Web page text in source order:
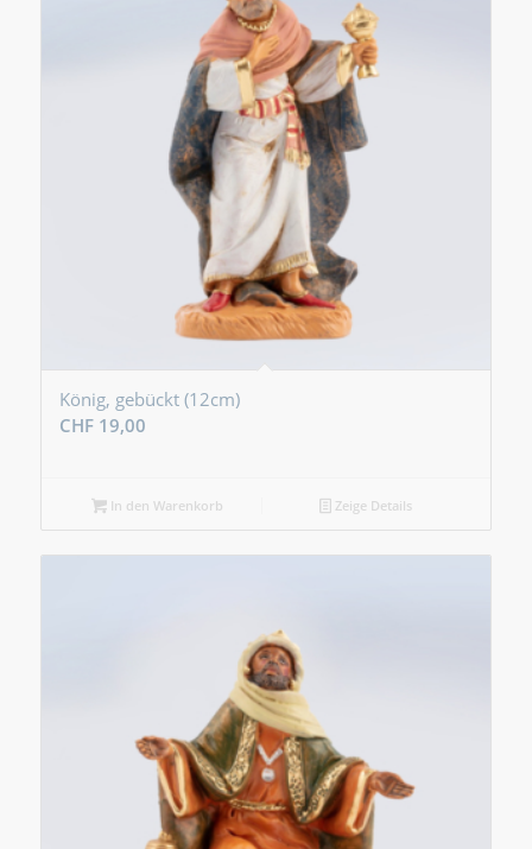
König, gebückt (12cm)
CHF19,00
In den Warenkorb Zeige Details